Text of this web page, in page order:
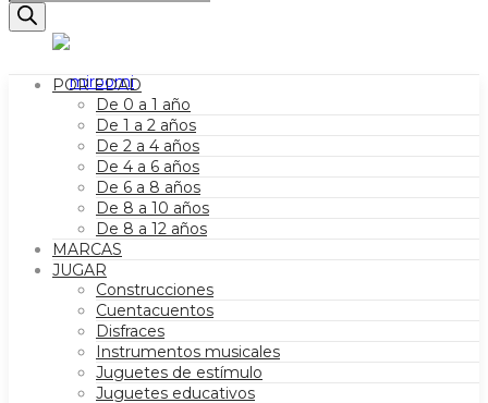
de
productos
POR EDAD
De 0 a 1 año
De 1 a 2 años
De 2 a 4 años
De 4 a 6 años
De 6 a 8 años
De 8 a 10 años
De 8 a 12 años
MARCAS
JUGAR
Construcciones
Cuentacuentos
Disfraces
Instrumentos musicales
Juguetes de estímulo
Juguetes educativos